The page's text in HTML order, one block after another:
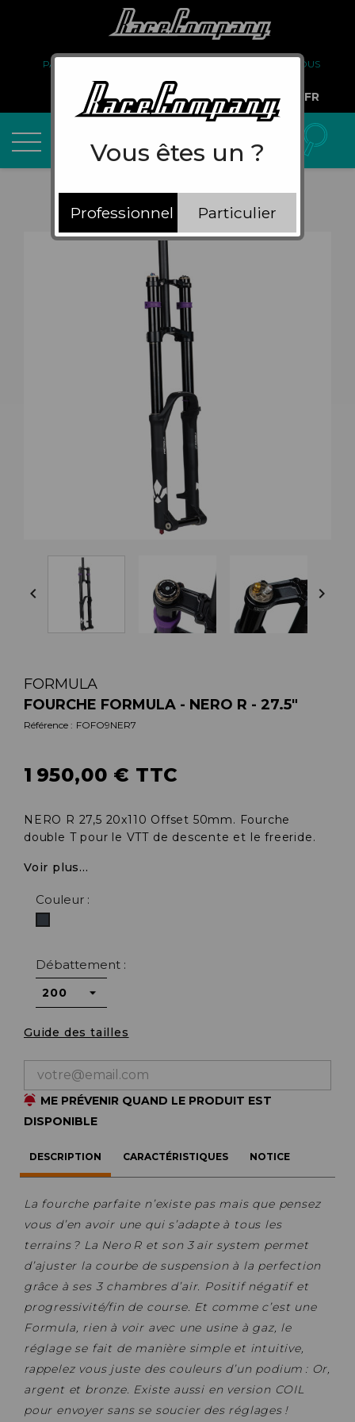
PARTENARIAT
À PROPOS DE NOUS
COMPTE PRO
FR
 
FORMULA
FOURCHE FORMULA - NERO R - 27.5"
Référence : FOFO9NER7
1 950,00 € TTC
NERO R 27,5 20x110 Offset 50mm. Fourche
double T pour le VTT de descente et le freeride.
Voir plus...
Couleur :
Débattement :
Guide des tailles
ME PRÉVENIR QUAND LE PRODUIT EST
DISPONIBLE
DESCRIPTION CARACTÉRISTIQUES NOTICE
La fourche parfaite n’existe pas mais que pensez
vous d’en avoir une qui s’adapte à tous les
terrains ? La Nero R et son 3 air system permet
d’ajuster la courbe de suspension à la perfection
grâce à ses 3 chambres d’air. Positif négatif et
progressivité/fin de course. Et comme c’est une
Formula, rien à voir avec une usine à gaz, le
réglage se fait de manière simple et intuitive,
rappelez vous juste des couleurs d’un podium : Or,
argent et bronze. Existe aussi en version COIL
pour envoyer sans se soucier des réglages !
Vous êtes un ?
Professionnel Particulier